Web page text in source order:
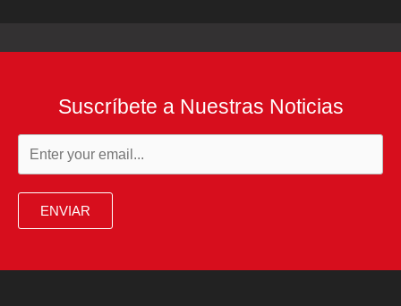
Suscríbete a Nuestras Noticias
ENVIAR